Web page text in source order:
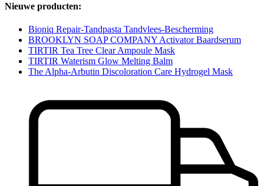
Nieuwe producten:
Bioniq Repair-Tandpasta Tandvlees-Bescherming
BROOKLYN SOAP COMPANY Activator Baardserum
TIRTIR Tea Tree Clear Ampoule Mask
TIRTIR Waterism Glow Melting Balm
The Alpha-Arbutin Discoloration Care Hydrogel Mask